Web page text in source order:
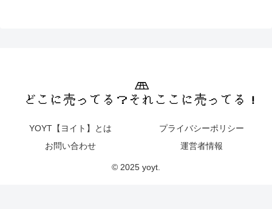
YOYT【ヨイト】とは
プライバシーポリシー
お問い合わせ
運営者情報
© 2025 yoyt.